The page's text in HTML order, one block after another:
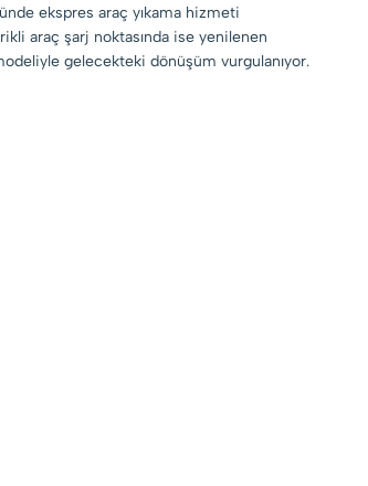
ekspres araç yıkama hizmeti
araç şarj noktasında ise yenilenen
gelecekteki dönüşüm vurgulanıyor.